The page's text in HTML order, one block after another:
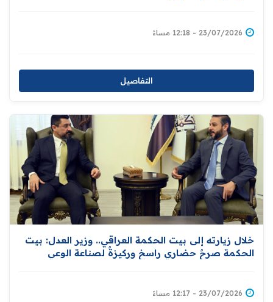
23/07/2026 - 12:18 مساءً
التفاصيل
خلال زيارته إلى بيت الحكمة العراقي.. وزير العدل: بيت
الحكمة صرحٌ حضاري راسخ وركيزةٌ لصناعة الوعي
23/07/2026 - 12:17 مساءً